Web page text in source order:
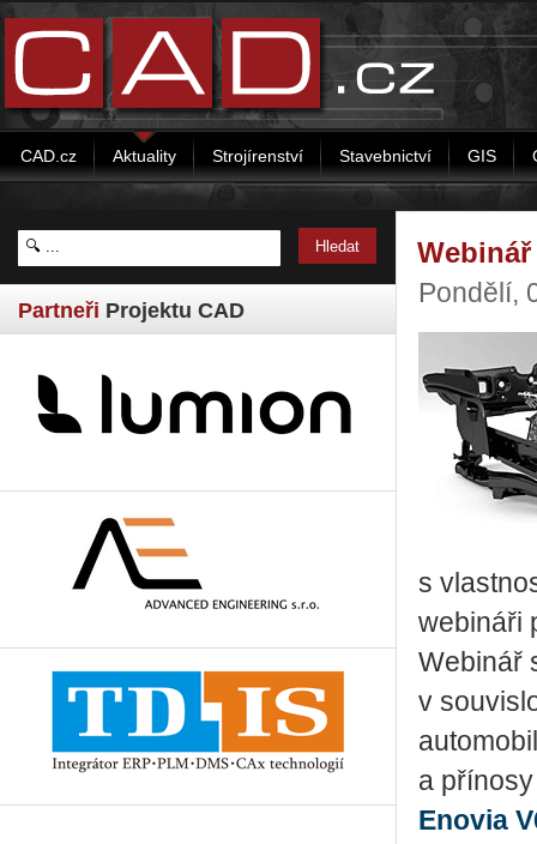
CAD.cz Aktuality Strojírenství Stavebnictví GIS
Partneři Projektu CAD
Pondělí,
s
webináři
Webinář
v
a
Enovia